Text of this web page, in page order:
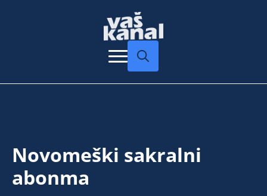
Novomeški sakralni
abonma